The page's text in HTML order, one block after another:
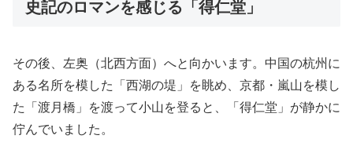
史記のロマンを感じる「得仁堂」
その後、左奥（北西方面）へと向かいます。中国の杭州に
ある名所を模した「西湖の堤」を眺め、京都・嵐山を模し
た「渡月橋」を渡って小山を登ると、「得仁堂」が静かに
佇んでいました。